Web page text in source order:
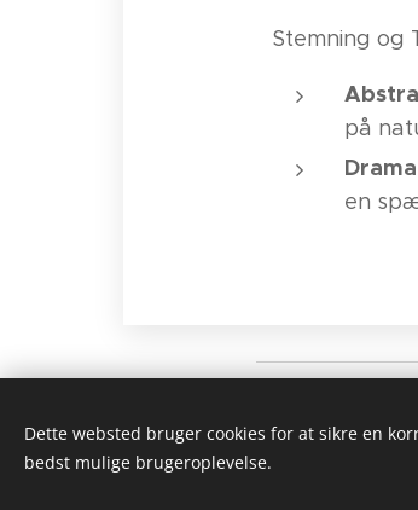
Stemning og
på
en
Dette websted bruger cookies for at sikre en
bedst mulige brugeroplevelse.